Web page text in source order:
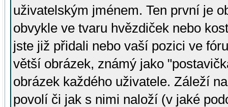
uživatelským jménem. Ten první je
obvykle ve tvaru hvězdiček nebo
jste již přidali nebo vaší pozici ve
větší obrázek, známý jako
obrázek každého uživatele. Záleží
povolí či jak s nimi naloží (v jaké